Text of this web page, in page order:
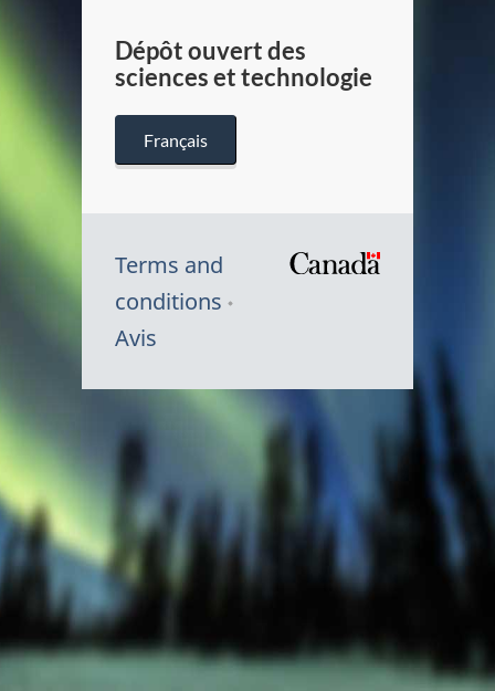
Dépôt ouvert des
sciences et technologie
Français
Terms and
conditions
Avis
Canada